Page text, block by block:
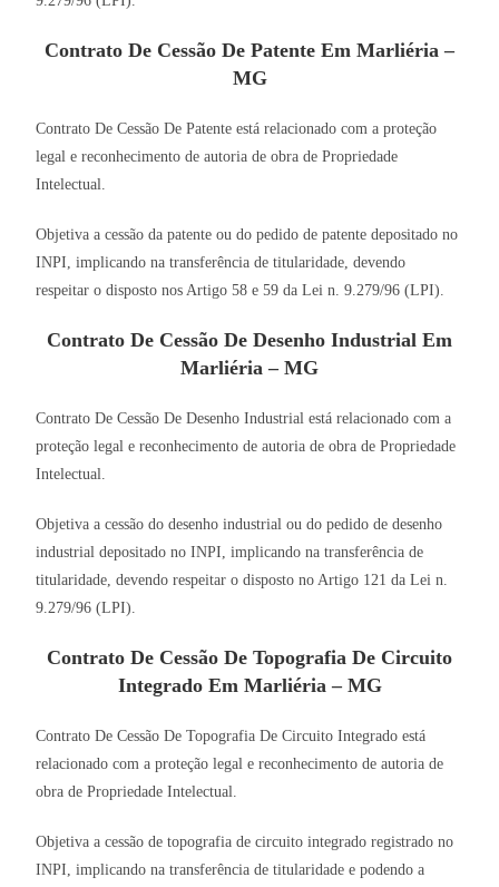
Contrato De Cessão De Patente Em Marliéria –
MG
Contrato De Cessão De Patente está relacionado com a proteção
legal e reconhecimento de autoria de obra de Propriedade
Intelectual.
Objetiva a cessão da patente ou do pedido de patente depositado no
INPI, implicando na transferência de titularidade, devendo
respeitar o disposto nos Artigo 58 e 59 da Lei n. 9.279/96 (LPI).
Contrato De Cessão De Desenho Industrial Em
Marliéria – MG
Contrato De Cessão De Desenho Industrial está relacionado com a
proteção legal e reconhecimento de autoria de obra de Propriedade
Intelectual.
Objetiva a cessão do desenho industrial ou do pedido de desenho
industrial depositado no INPI, implicando na transferência de
titularidade, devendo respeitar o disposto no Artigo 121 da Lei n.
9.279/96 (LPI).
Contrato De Cessão De Topografia De Circuito
Integrado Em Marliéria – MG
Contrato De Cessão De Topografia De Circuito Integrado está
relacionado com a proteção legal e reconhecimento de autoria de
obra de Propriedade Intelectual.
Objetiva a cessão de topografia de circuito integrado registrado no
INPI, implicando na transferência de titularidade e podendo a